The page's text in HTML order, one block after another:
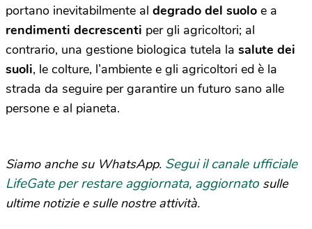
portano inevitabilmente al degrado del suolo e a
rendimenti decrescenti per gli agricoltori; al
contrario, una gestione biologica tutela la salute dei
suoli, le colture, l’ambiente e gli agricoltori ed è la
strada da seguire per garantire un futuro sano alle
persone e al pianeta.
Siamo anche su WhatsApp. Segui il canale ufficiale
LifeGate per restare aggiornata, aggiornato sulle
ultime notizie e sulle nostre attività.